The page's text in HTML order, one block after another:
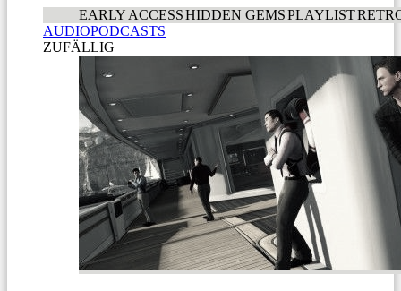
EARLY ACCESSHIDDEN GEMSPLAYLIST
AUDIOPODCASTS
ZUFÄLLIG